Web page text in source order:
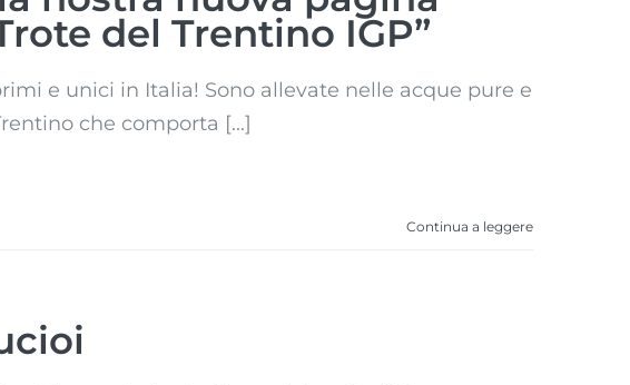
del Trentino IGP”
e unici in Italia! Sono allevate nelle acque pure e
che comporta [...]
Continua a leggere